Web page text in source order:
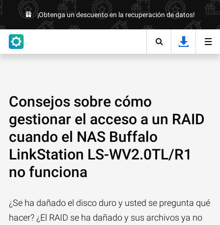
¡Obtenga un descuento en la recuperación de datos!
Consejos sobre cómo
gestionar el acceso a un RAID
cuando el NAS Buffalo
LinkStation LS-WV2.0TL/R1
no funciona
¿Se ha dañado el disco duro y usted se pregunta qué
hacer? ¿El RAID se ha dañado y sus archivos ya no